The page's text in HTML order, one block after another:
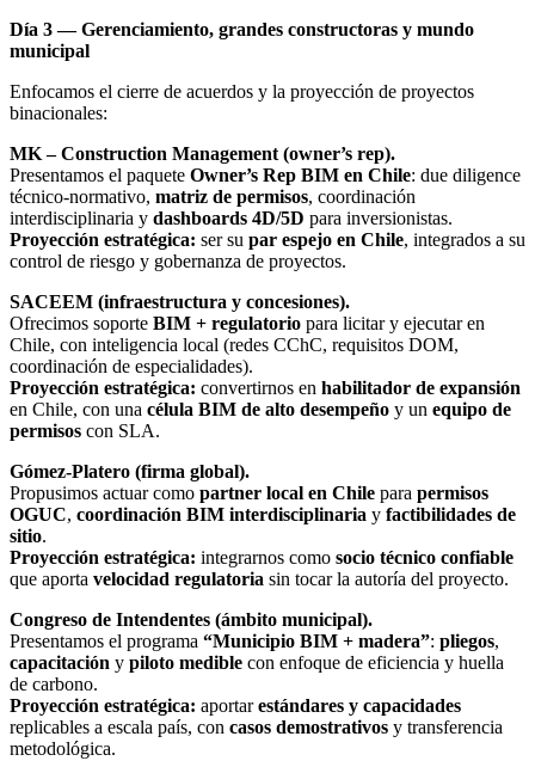
Día 3 — Gerenciamiento, grandes constructoras y mundo
municipal
Enfocamos el cierre de acuerdos y la proyección de proyectos
binacionales:
MK – Construction Management (owner’s rep).
Presentamos el paquete Owner’s Rep BIM en Chile: due diligence
técnico-normativo, matriz de permisos, coordinación
interdisciplinaria y dashboards 4D/5D para inversionistas.
Proyección estratégica: ser su par espejo en Chile, integrados a su
control de riesgo y gobernanza de proyectos.
SACEEM (infraestructura y concesiones).
Ofrecimos soporte BIM + regulatorio para licitar y ejecutar en
Chile, con inteligencia local (redes CChC, requisitos DOM,
coordinación de especialidades).
Proyección estratégica: convertirnos en habilitador de expansión
en Chile, con una célula BIM de alto desempeño y un equipo de
permisos con SLA.
Gómez-Platero (firma global).
Propusimos actuar como partner local en Chile para permisos
OGUC, coordinación BIM interdisciplinaria y factibilidades de
sitio.
Proyección estratégica: integrarnos como socio técnico confiable
que aporta velocidad regulatoria sin tocar la autoría del proyecto.
Congreso de Intendentes (ámbito municipal).
Presentamos el programa “Municipio BIM + madera”: pliegos,
capacitación y piloto medible con enfoque de eficiencia y huella
de carbono.
Proyección estratégica: aportarestándares y capacidades
replicables a escala país, con casos demostrativos y transferencia
metodológica.